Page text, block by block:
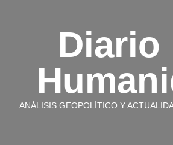
Diario
ANÁLISIS GEOPOLÍTICO Y